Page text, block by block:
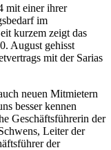
mit einer ihrer
im
kurzem zeigt das
August gehisst
mit der Sarias
neuen Mitmietern
besser kennen
Geschäftsführerin der
Leiter der
der